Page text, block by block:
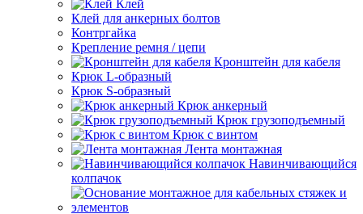
Клей
Клей для анкерных болтов
Контргайка
Крепление ремня / цепи
Кронштейн для кабеля
Крюк L-образный
Крюк S-образный
Крюк анкерный
Крюк грузоподъемный
Крюк с винтом
Лента монтажная
Навинчивающийся
колпачок